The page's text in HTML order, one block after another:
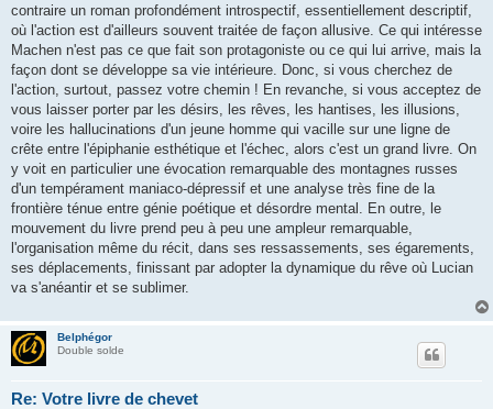
contraire un roman profondément introspectif, essentiellement descriptif,
où l'action est d'ailleurs souvent traitée de façon allusive. Ce qui intéresse
Machen n'est pas ce que fait son protagoniste ou ce qui lui arrive, mais la
façon dont se développe sa vie intérieure. Donc, si vous cherchez de
l'action, surtout, passez votre chemin ! En revanche, si vous acceptez de
vous laisser porter par les désirs, les rêves, les hantises, les illusions,
voire les hallucinations d'un jeune homme qui vacille sur une ligne de
crête entre l'épiphanie esthétique et l'échec, alors c'est un grand livre. On
y voit en particulier une évocation remarquable des montagnes russes
d'un tempérament maniaco-dépressif et une analyse très fine de la
frontière ténue entre génie poétique et désordre mental. En outre, le
mouvement du livre prend peu à peu une ampleur remarquable,
l'organisation même du récit, dans ses ressassements, ses égarements,
ses déplacements, finissant par adopter la dynamique du rêve où Lucian
va s'anéantir et se sublimer.
Belphégor
Double solde
Re: Votre livre de chevet